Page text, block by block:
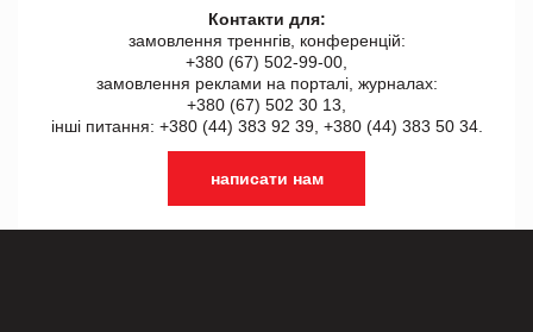
Контакти для:
замовлення треннгів, конференцій:
+380 (67) 502-99-00,
замовлення реклами на порталі, журналах:
+380 (67) 502 30 13,
інші питання: +380 (44) 383 92 39, +380 (44) 383 50 34.
написати нам